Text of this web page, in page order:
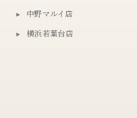
▸
中野マルイ店
▸
横浜若葉台店